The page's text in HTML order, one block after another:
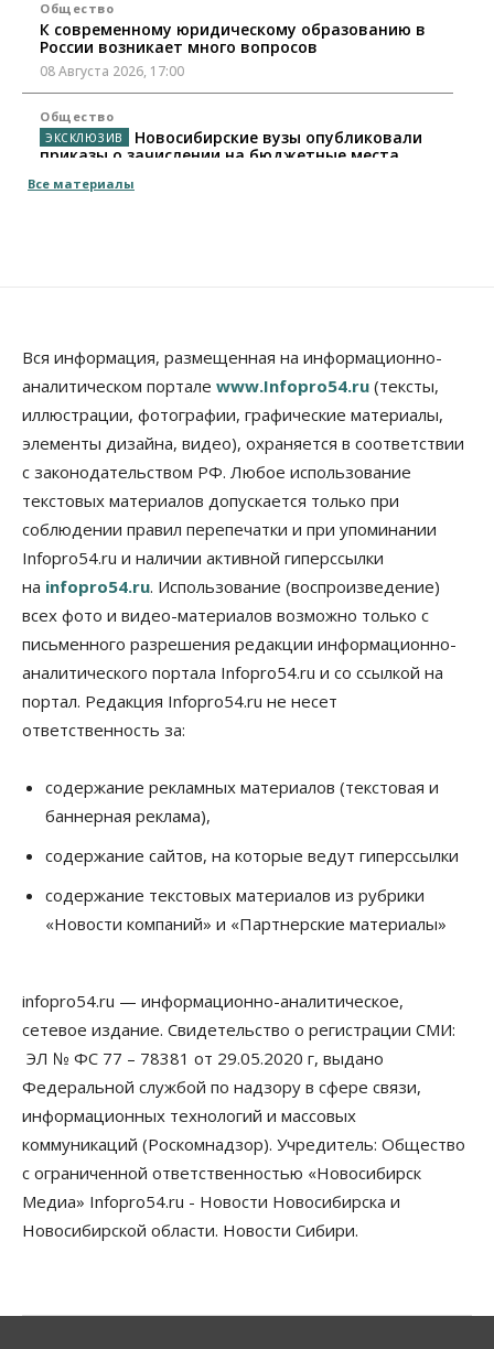
Общество
К современному юридическому образованию в
России возникает много вопросов
08 Августа 2026, 17:00
Общество
Новосибирские вузы опубликовали
приказы о зачислении на бюджетные места
08 Августа 2026, 16:00
Продажи подержанных электромобилей в
Новосибирской области растут второй месяц
08 Августа 2026, 13:00
Бизнес Общество
Детские центры Новосибирска
перегибают с «педагогикой успеха», считает
психолог
08 Августа 2026, 11:00
Бизнес Общество
Союз продавцов маркетплейсов
обратился в правительство РФ из-за атак на WB
08 Августа 2026, 10:00
Общество
Новосибирцы будут получать квитанции за ЖКУ
по-новому
08 Августа 2026, 09:00
Бизнес
В Новосибирской области резко
сократился грузооборот в автоперевозках
Общество
В Новосибирске прошёл митинг
против нового закона о памятниках
Бизнес
бетонированию рулежных дорожек
07 Августа 2026, 17:00
Бизнес Общество
Новосибирцы стали реже оформлять
дома по упрощенной схеме
07 Августа 2026, 16:00
Власть Общество
Роспотребнадзор изъял почти полторы тонны
Все материалы
Вся информация, размещенная на информационно-
аналитическом портале www.Infopro54.ru (тексты,
иллюстрации, фотографии, графические материалы,
элементы дизайна, видео), охраняется в соответствии
с законодательством РФ. Любое использование
текстовых материалов допускается только при
соблюдении правил перепечатки и при упоминании
Infopro54.ru и наличии активной гиперссылки
на infopro54.ru. Использование (воспроизведение)
всех фото и видео-материалов возможно только с
письменного разрешения редакции информационно-
аналитического портала Infopro54.ru и со ссылкой на
портал. Редакция Infopro54.ru не несет
ответственность за:
содержание рекламных материалов (текстовая и
баннерная реклама),
содержание сайтов, на которые ведут гиперссылки
содержание текстовых материалов из рубрики
«Новости компаний» и «Партнерские материалы»
infopro54.ru — информационно-аналитическое,
сетевое издание. Свидетельство о регистрации СМИ:
ЭЛ № ФС 77 – 78381 от 29.05.2020 г, выдано
Федеральной службой по надзору в сфере связи,
информационных технологий и массовых
коммуникаций (Роскомнадзор). Учредитель: Общество
с ограниченной ответственностью «Новосибирск
Медиа» Infopro54.ru - Новости Новосибирска и
Новосибирской области. Новости Сибири.